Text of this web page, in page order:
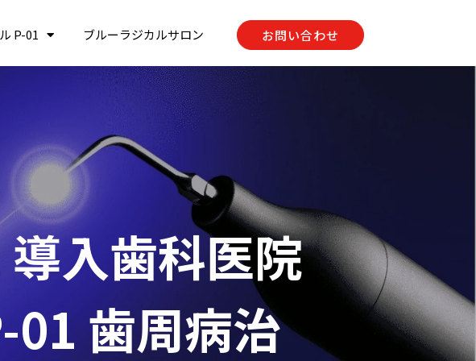
P-01 ブルーラジカルサロン お問い合わせ
入歯科医院
01 歯周病治